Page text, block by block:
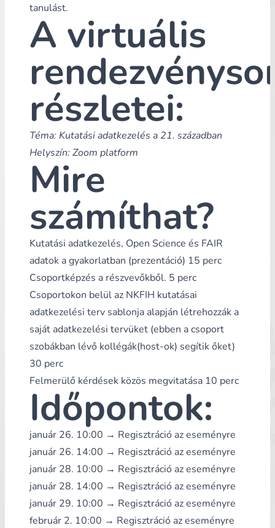
tanulást.
A virtuális
részletei:
Téma: Kutatási adatkezelés a 21. században
Helyszín: Zoom platform
Mire
számíthat?
Kutatási adatkezelés, Open Science és FAIR
adatok a gyakorlatban (prezentáció) 15 perc
Csoportképzés a részvevőkből. 5 perc
Csoportokon belül az NKFIH kutatásai
adatkezelési terv sablonja alapján létrehozzák a
saját adatkezelési tervüket (ebben a csoport
szobákban lévő kollégák(host-ok) segítik őket)
30 perc
Felmerülő kérdések közös megvitatása 10 perc
Időpontok:
január 26. 10:00 → Regisztráció az eseményre
január 26. 14:00 → Regisztráció az eseményre
január 28. 10:00 → Regisztráció az eseményre
január 28. 14:00 → Regisztráció az eseményre
január 29. 10:00 → Regisztráció az eseményre
február 2. 10:00 → Regisztráció az eseményre